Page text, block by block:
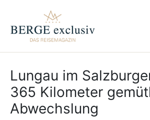
Lungau im
365 Kilometer
Abwechslung